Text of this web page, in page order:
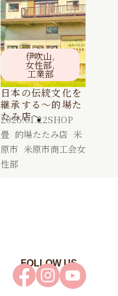
伊吹山,
女性部,
工業部
日本の伝統文化を
継承する～的場た
たみ店～
2026.01.22SHOP
畳 的場たたみ店 米
原市 米原市商工会女
性部
FOLLOW US